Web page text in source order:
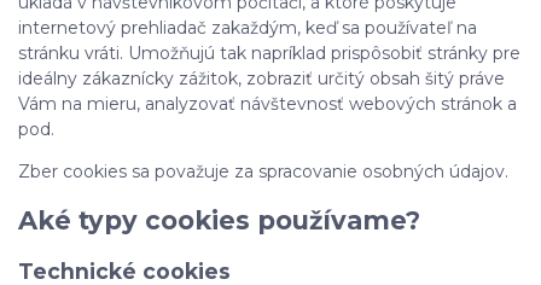
internetový prehliadač zakaždým, keď sa používateľ na
stránku vráti. Umožňujú tak napríklad prispôsobiť stránky pre
ideálny zákaznícky zážitok, zobraziť určitý obsah šitý práve
Vám na mieru, analyzovať návštevnosť webových stránok a
pod.
Zber cookies sa považuje za spracovanie osobných údajov.
Aké typy cookies používame?
Technické cookies